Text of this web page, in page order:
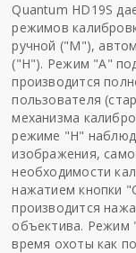
Quantum HD19S
режимов
ручной ("М"),
("H"). Режим "А"
производится
пользователя
механизма
режиме "Н"
изображения,
необходимости
нажатием кнопки
производится
объектива. Режим
время охоты как